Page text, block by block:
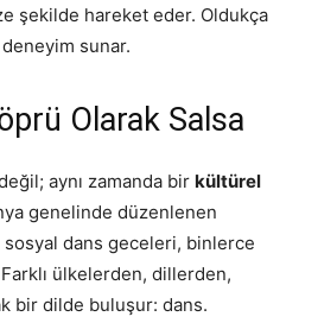
şekilde hareket eder. Oldukça
sunar.
Olarak Salsa
aynı zamanda bir kültürel
genelinde düzenlenen
dans geceleri, binlerce
ülkelerden, dillerden,
bir dilde buluşur: dans.